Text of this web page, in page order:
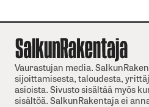
Vaurastujan media.
sijoittamisesta, taloudesta,
asioista. Sivusto sisältää myös
sisältöä. SalkunRakentaja ei